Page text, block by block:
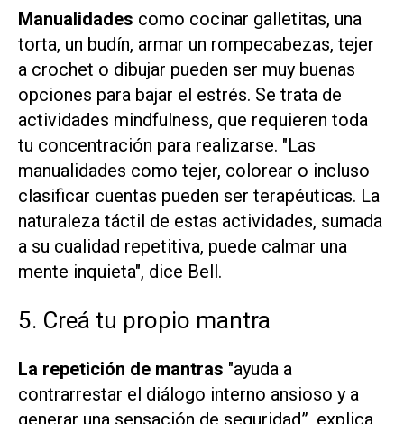
Manualidades como cocinar galletitas, una
torta, un budín, armar un rompecabezas, tejer
a crochet o dibujar pueden ser muy buenas
opciones para bajar el estrés. Se trata de
actividades mindfulness, que requieren toda
tu concentración para realizarse. "Las
manualidades como tejer, colorear o incluso
clasificar cuentas pueden ser terapéuticas. La
naturaleza táctil de estas actividades, sumada
a su cualidad repetitiva, puede calmar una
mente inquieta", dice Bell.
5. Creá tu propio mantra
La repetición de mantras "ayuda a
contrarrestar el diálogo interno ansioso y a
generar una sensación de seguridad”, explica